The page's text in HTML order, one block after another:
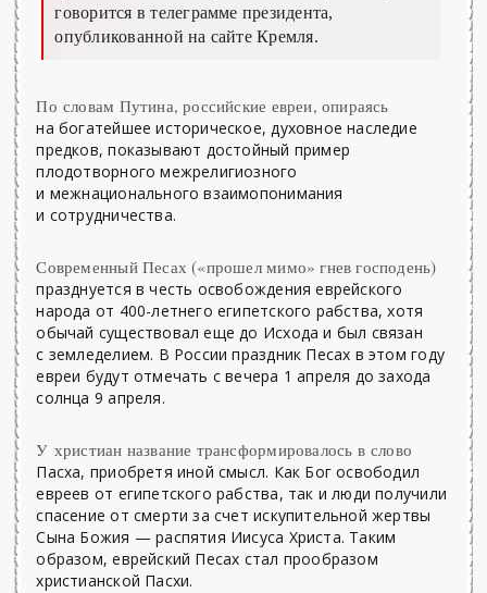
говорится в телеграмме президента,
опубликованной на сайте Кремля.
По словам Путина, российские евреи, опираясь
на богатейшее историческое, духовное наследие
предков, показывают достойный пример
плодотворного межрелигиозного
и межнационального взаимопонимания
и сотрудничества.
Современный Песах («прошел мимо» гнев господень)
празднуется в честь освобождения еврейского
народа от 400-летнего египетского рабства, хотя
обычай существовал еще до Исхода и был связан
с земледелием. В России праздник Песах в этом году
евреи будут отмечать с вечера 1 апреля до захода
солнца 9 апреля.
У христиан название трансформировалось в слово
Пасха, приобретя иной смысл. Как Бог освободил
евреев от египетского рабства, так и люди получили
спасение от смерти за счет искупительной жертвы
Сына Божия — распятия Иисуса Христа. Таким
образом, еврейский Песах стал прообразом
христианской Пасхи.